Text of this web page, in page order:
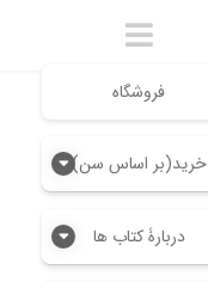
فروشگاه
خرید(بر اساس سن)
دربارۀ کتاب ها